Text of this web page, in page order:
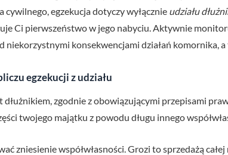
egzekucja dotyczy wyłącznie udziału
Ci pierwszeństwo w jego nabyciu. Aktywnie
niekorzystnymi konsekwencjami działań komornika,
egzekucji z udziału
dłużnikiem, zgodnie z obowiązującymi przepisami
twojego majątku z powodu długu innego
zniesienie współwłasności. Grozi to sprzedażą